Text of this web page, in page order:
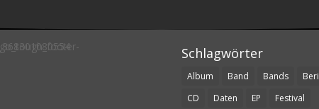
Schlagwörter
Album Band Bands
CD
Daten EP
Festival